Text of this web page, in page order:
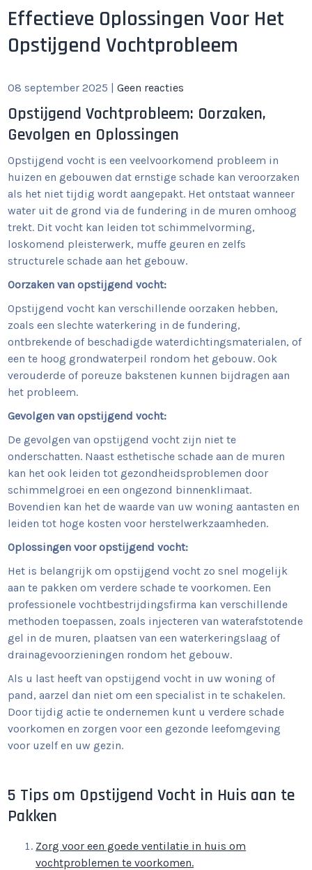
Effectieve Oplossingen Voor Het
Opstijgend Vochtprobleem
08 september 2025 |Geen reacties
Opstijgend Vochtprobleem: Oorzaken,
Gevolgen en Oplossingen
Opstijgend vocht is een veelvoorkomend probleem in
huizen en gebouwen dat ernstige schade kan veroorzaken
als het niet tijdig wordt aangepakt. Het ontstaat wanneer
water uit de grond via de fundering in de muren omhoog
trekt. Dit vocht kan leiden tot schimmelvorming,
loskomend pleisterwerk, muffe geuren en zelfs
structurele schade aan het gebouw.
Oorzaken van opstijgend vocht:
Opstijgend vocht kan verschillende oorzaken hebben,
zoals een slechte waterkering in de fundering,
ontbrekende of beschadigde waterdichtingsmaterialen, of
een te hoog grondwaterpeil rondom het gebouw. Ook
verouderde of poreuze bakstenen kunnen bijdragen aan
het probleem.
Gevolgen van opstijgend vocht:
De gevolgen van opstijgend vocht zijn niet te
onderschatten. Naast esthetische schade aan de muren
kan het ook leiden tot gezondheidsproblemen door
schimmelgroei en een ongezond binnenklimaat.
Bovendien kan het de waarde van uw woning aantasten en
leiden tot hoge kosten voor herstelwerkzaamheden.
Oplossingen voor opstijgend vocht:
Het is belangrijk om opstijgend vocht zo snel mogelijk
aan te pakken om verdere schade te voorkomen. Een
professionele vochtbestrijdingsfirma kan verschillende
methoden toepassen, zoals injecteren van waterafstotende
gel in de muren, plaatsen van een waterkeringslaag of
drainagevoorzieningen rondom het gebouw.
Als u last heeft van opstijgend vocht in uw woning of
pand, aarzel dan niet om een specialist in te schakelen.
Door tijdig actie te ondernemen kunt u verdere schade
voorkomen en zorgen voor een gezonde leefomgeving
voor uzelf en uw gezin.
5 Tips om Opstijgend Vocht in Huis aan te
Pakken
Zorg voor een goede ventilatie in huis om
vochtproblemen te voorkomen.